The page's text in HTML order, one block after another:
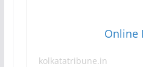
Online
kolkatatribune.in